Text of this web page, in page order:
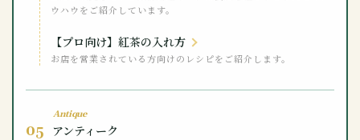
ウハウをご紹介しています。
【プロ向け】紅茶の入れ方
お店を営業されている方向けのレシピをご紹介します。
Antique
05 アンティーク